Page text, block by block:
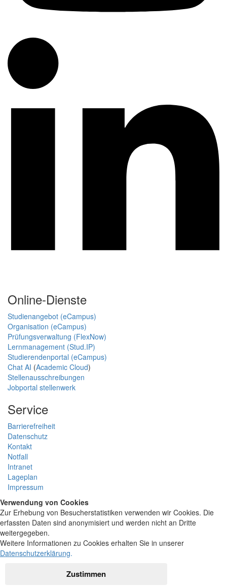
Online-Dienste
Studienangebot (eCampus)
Organisation (eCampus)
Prüfungsverwaltung (FlexNow)
Lernmanagement (Stud.IP)
Studierendenportal (eCampus)
Chat AI (Academic Cloud)
Stellenausschreibungen
Jobportal stellenwerk
Service
Barrierefreiheit
Datenschutz
Kontakt
Notfall
Intranet
Lageplan
Impressum
Verwendung von Cookies
Zur Erhebung von Besucherstatistiken verwenden wir Cookies. Die
erfassten Daten sind anonymisiert und werden nicht an Dritte
weitergegeben.
Weitere Informationen zu Cookies erhalten Sie in unserer
Datenschutzerklärung.
Zustimmen